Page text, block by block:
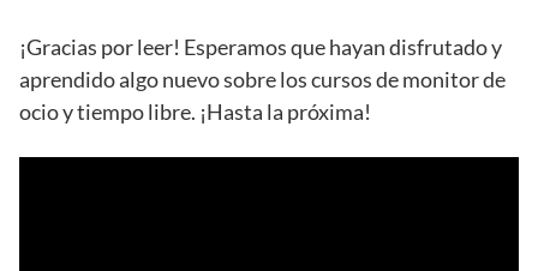
¡Gracias por leer! Esperamos que hayan disfrutado y
aprendido algo nuevo sobre los cursos de monitor de
ocio y tiempo libre. ¡Hasta la próxima!